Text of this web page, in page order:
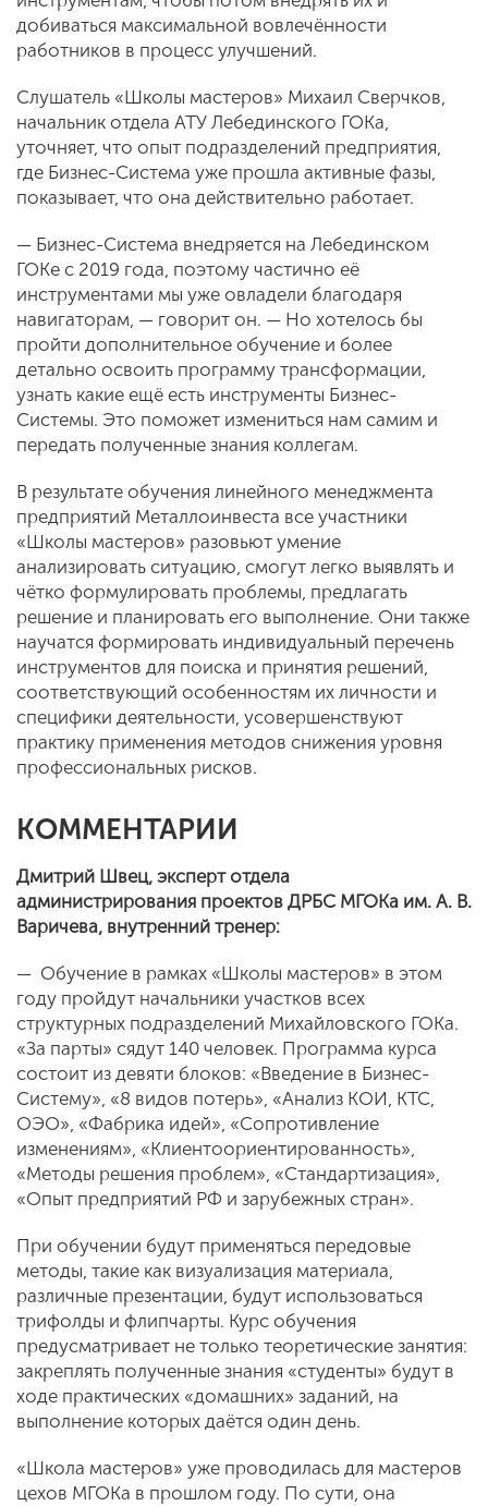
добиваться максимальной вовлечённости
работников в процесс улучшений.
Слушатель «Школы мастеров» Михаил Сверчков,
начальник отдела АТУ Лебединского ГОКа,
уточняет, что опыт подразделений предприятия,
где Бизнес-Система уже прошла активные фазы,
показывает, что она действительно работает.
— Бизнес-Система внедряется на Лебединском
ГОКе с 2019 года, поэтому частично её
инструментами мы уже овладели благодаря
навигаторам, — говорит он. — Но хотелось бы
пройти дополнительное обучение и более
детально освоить программу трансформации,
узнать какие ещё есть инструменты Бизнес-
Системы. Это поможет измениться нам самим и
передать полученные знания коллегам.
В результате обучения линейного менеджмента
предприятий Металлоинвеста все участники
«Школы мастеров» разовьют умение
анализировать ситуацию, смогут легко выявлять и
чётко формулировать проблемы, предлагать
решение и планировать его выполнение. Они также
научатся формировать индивидуальный перечень
инструментов для поиска и принятия решений,
соответствующий особенностям их личности и
специфики деятельности, усовершенствуют
практику применения методов снижения уровня
профессиональных рисков.
КОММЕНТАРИИ
Дмитрий Швец, эксперт отдела
администрирования проектов ДРБС МГОКа им. А. В.
Варичева, внутренний тренер:
— Обучение в рамках «Школы мастеров» в этом
году пройдут начальники участков всех
структурных подразделений Михайловского ГОКа.
«За парты» сядут 140 человек. Программа курса
состоит из девяти блоков: «Введение в Бизнес-
Систему», «8 видов потерь», «Анализ КОИ, КТС,
ОЭО», «Фабрика идей», «Сопротивление
изменениям», «Клиентоориентированность»,
«Методы решения проблем», «Стандартизация»,
«Опыт предприятий РФ и зарубежных стран».
При обучении будут применяться передовые
методы, такие как визуализация материала,
различные презентации, будут использоваться
трифолды и флипчарты. Курс обучения
предусматривает не только теоретические занятия:
закреплять полученные знания «студенты» будут в
ходе практических «домашних» заданий, на
выполнение которых даётся один день.
«Школа мастеров» уже проводилась для мастеров
цехов МГОКа в прошлом году. По сути, она